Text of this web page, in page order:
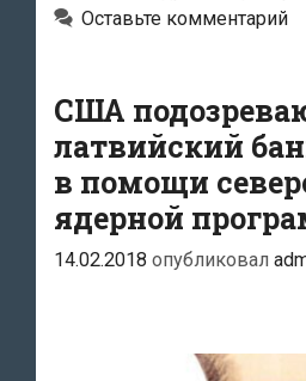
США
Оставьте комментарий
США
латвийский
в помощи
ядерной
14.02.2018 опубликовал